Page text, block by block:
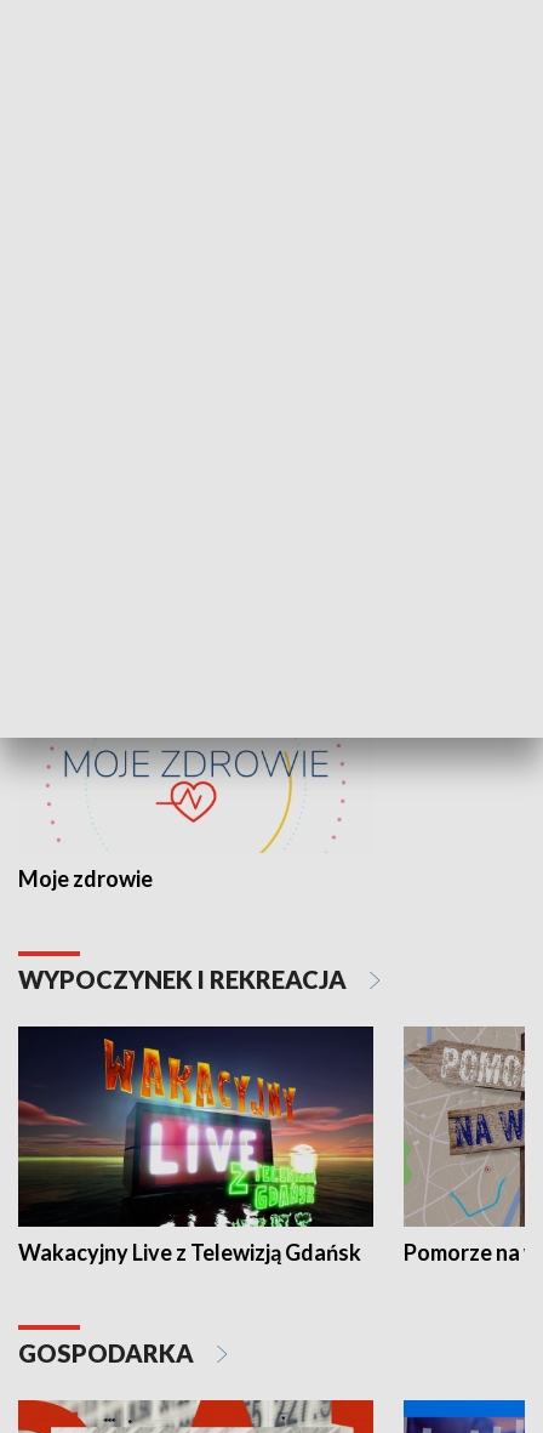
Moje zdrowie
WYPOCZYNEK I REKREACJA
Wakacyjny Live z Telewizją Gdańsk Pomorze na
GOSPODARKA